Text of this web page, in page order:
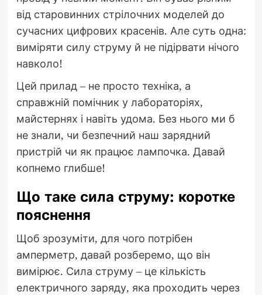
від старовинних стрілочних моделей до
сучасних цифрових красенів. Але суть одна:
виміряти силу струму й не підірвати нічого
навколо!
Цей прилад – не просто техніка, а
справжній помічник у лабораторіях,
майстернях і навіть удома. Без нього ми б
не знали, чи безпечний наш зарядний
пристрій чи як працює лампочка. Давай
копнемо глибше!
Що таке сила струму: коротке
пояснення
Щоб зрозуміти, для чого потрібен
амперметр, давай розберемо, що він
вимірює. Сила струму – це кількість
електричного заряду, яка проходить через